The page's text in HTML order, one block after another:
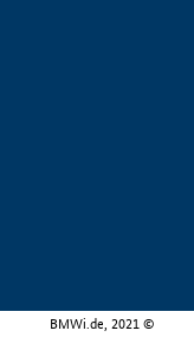
BMWi.de, 2021 ©